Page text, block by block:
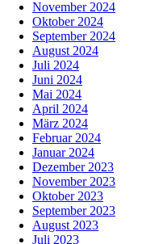
November 2024
Oktober 2024
September 2024
August 2024
Juli 2024
Juni 2024
Mai 2024
April 2024
März 2024
Februar 2024
Januar 2024
Dezember 2023
November 2023
Oktober 2023
September 2023
August 2023
Juli 2023